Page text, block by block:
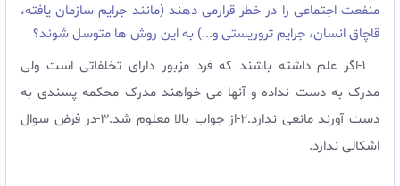
منفعت اجتماعی را در خطر قرارمی دهند (مانند جرایم سازمان یافته،
قاچاق انسان، جرایم تروریستی و...) به این روش ها متوسل شوند؟
1-اگر علم داشته باشند که فرد مزبور دارای تخلفاتی است ولی
مدرک به دست نداده و آنها می خواهند مدرک محکمه پسندی به
دست آورند مانعی ندارد.2-از جواب بالا معلوم شد.3-در فرض سوال
اشکالی ندارد.